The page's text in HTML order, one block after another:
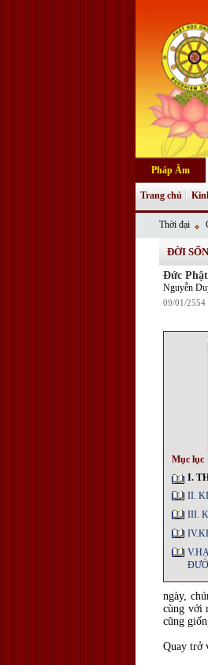
Pháp Âm
Trang chủ
Thời đại
ĐỜI
Đức
Nguyễn
09/01/
Mục lục
I.
II.
III.
ngày,
cùng với
cũng
Quay trở